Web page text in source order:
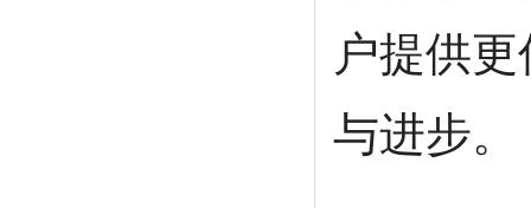
户提供
与进步。